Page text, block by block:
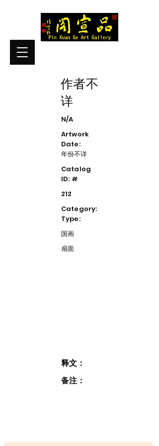
作者不
详
N/A
Artwork
Date:
年份不详
Catalog
ID: #
212
Category:
Type:
国画
扇面
释文：
备注：